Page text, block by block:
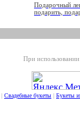
Подарочный
подарить,
При
| Свадебные букеты | Букеты